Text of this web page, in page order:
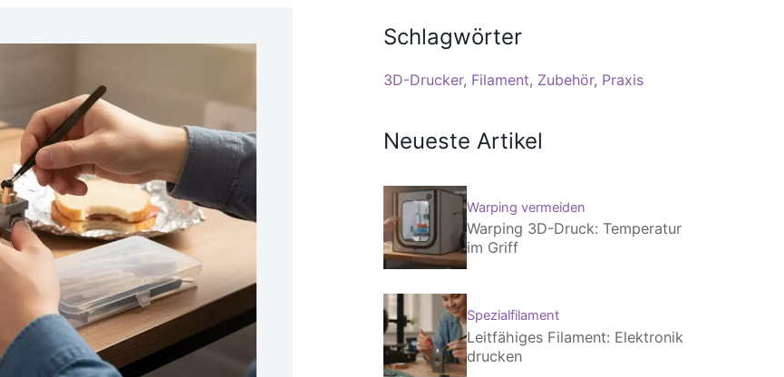
Schlagwörter
3D-Drucker Filament Zubehör Praxis
Neueste Artikel
Warping vermeiden
Warping 3D-Druck: Temperatur
im Griff
Spezialfilament
Leitfähiges Filament: Elektronik
drucken